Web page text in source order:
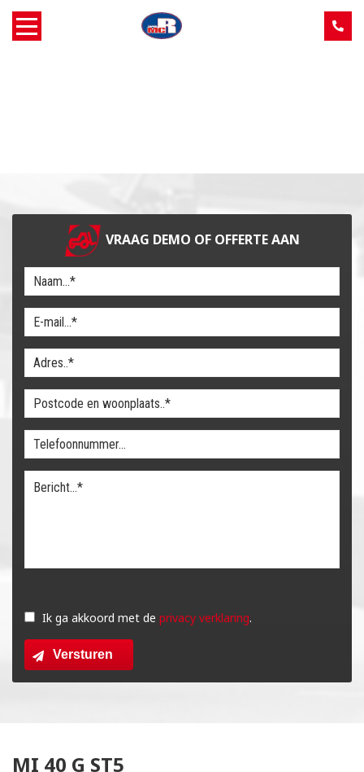
Service
Machine aanbod
Nieuws
Contact
VRAAG DEMO OF OFFERTE AAN
dit
veld
leeg
Ik ga akkoord met de privacy verklaring.
Versturen
MI 40 G ST5